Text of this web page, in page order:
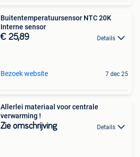
Buitentemperatuursensor NTC 20K
Interne sensor
€ 25,89 Details
Bezoek website 7 dec 25
Allerlei materiaal voor centrale
verwarming !
Zie omschrijving Details